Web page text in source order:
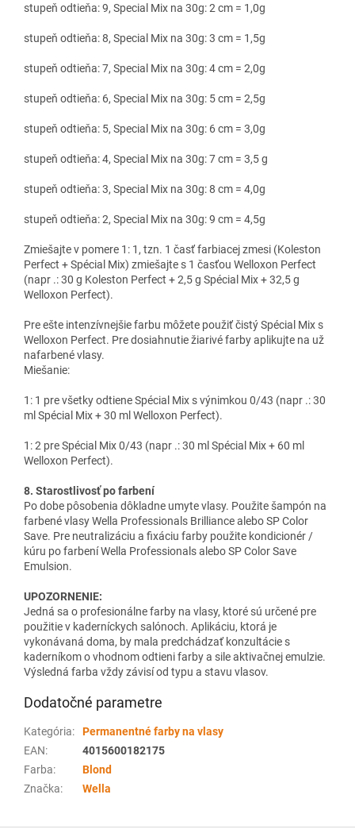
stupeň odtieňa: 9, Special Mix na 30g: 2 cm = 1,0g
stupeň odtieňa: 8, Special Mix na 30g: 3 cm = 1,5g
stupeň odtieňa: 7, Special Mix na 30g: 4 cm = 2,0g
stupeň odtieňa: 6, Special Mix na 30g: 5 cm = 2,5g
stupeň odtieňa: 5, Special Mix na 30g: 6 cm = 3,0g
stupeň odtieňa: 4, Special Mix na 30g: 7 cm = 3,5 g
stupeň odtieňa: 3, Special Mix na 30g: 8 cm = 4,0g
stupeň odtieňa: 2, Special Mix na 30g: 9 cm = 4,5g
Zmiešajte v pomere 1: 1, tzn. 1 časť farbiacej zmesi (Koleston
Perfect + Spécial Mix) zmiešajte s 1 časťou Welloxon Perfect
(napr .: 30 g Koleston Perfect + 2,5 g Spécial Mix + 32,5 g
Welloxon Perfect).
Pre ešte intenzívnejšie farbu môžete použiť čistý Spécial Mix s
Welloxon Perfect. Pre dosiahnutie žiarivé farby aplikujte na už
nafarbené vlasy.
Miešanie:
1: 1 pre všetky odtiene Spécial Mix s výnimkou 0/43 (napr .: 30
ml Spécial Mix + 30 ml Welloxon Perfect).
1: 2 pre Spécial Mix 0/43 (napr .: 30 ml Spécial Mix + 60 ml
Welloxon Perfect).
8. Starostlivosť po farbení
Po dobe pôsobenia dôkladne umyte vlasy. Použite šampón na
farbené vlasy Wella Professionals Brilliance alebo SP Color
Save. Pre neutralizáciu a fixáciu farby použite kondicionér /
kúru po farbení Wella Professionals alebo SP Color Save
Emulsion.
UPOZORNENIE:
Jedná sa o profesionálne farby na vlasy, ktoré sú určené pre
použitie v kaderníckych salónoch. Aplikáciu, ktorá je
vykonávaná doma, by mala predchádzať konzultácie s
kaderníkom o vhodnom odtieni farby a sile aktivačnej emulzie.
Výsledná farba vždy závisí od typu a stavu vlasov.
Dodatočné parametre
Kategória:
Permanentné farby na vlasy
EAN:
4015600182175
Farba:
Blond
Značka: Wella